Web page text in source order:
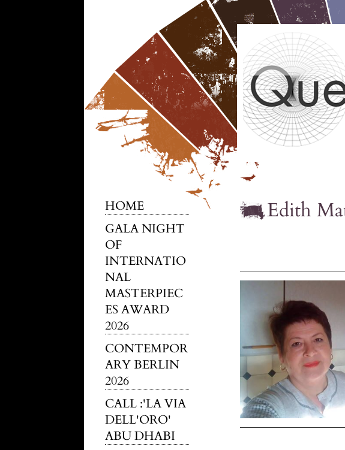
HOME
GALA NIGHT
OF
INTERNATIO
NAL
MASTERPIEC
ES AWARD
2026
CONTEMPOR
ARY BERLIN
2026
CALL :'LA VIA
DELL'ORO'
ABU DHABI
Edith